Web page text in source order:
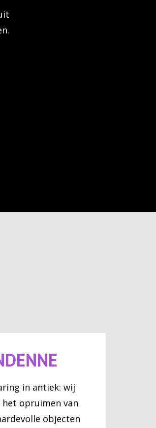
in antiek: wij
het opruimen van
objecten